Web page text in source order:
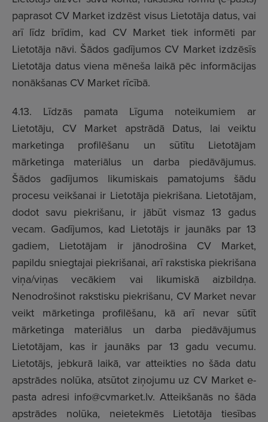
paprasot CV Market izdzēst visus Lietotāja datus, vai
arī līdz brīdim, kad CV Market tiek informēti par
Lietotāja nāvi. Šādos gadījumos CV Market izdzēsīs
Lietotāja datus viena mēneša laikā pēc informācijas
nonākšanas CV Market rīcībā.
4.13. Līdzās pamata Līguma noteikumiem ar
Lietotāju, CV Market apstrādā Datus, lai veiktu
marketinga profilēšanu un sūtītu Lietotājam
mārketinga materiālus un darba piedāvājumus.
Šādos gadījumos likumiskais pamatojums šādu
procesu veikšanai ir Lietotāja piekrišana. Lietotājam,
dodot savu piekrišanu, ir jābūt vismaz 13 gadus
vecam. Gadījumos, kad Lietotājs ir jaunāks par 13
gadiem, Lietotājam ir jānodrošina CV Market,
papildu sniegtajai piekrišanai, arī rakstiska piekrišana
viņa/viņas vecākiem vai likumiskā aizbildņa.
Nenodrošinot rakstisku piekrišanu, CV Market nevar
veikt mārketinga profilēšanu, kā arī nevar sūtīt
mārketinga materiālus un darba piedāvājumus
Lietotājam, kas ir jaunāks par 13 gadu vecumu.
Lietotājs, jebkurā laikā, var atteikties no šāda datu
apstrādes nolūka, atsūtot ziņojumu uz CV Market e-
pasta adresi info@cvmarket.lv. Atteikšanās no šāda
apstrādes nolūka, neietekmēs Lietotāja tiesības